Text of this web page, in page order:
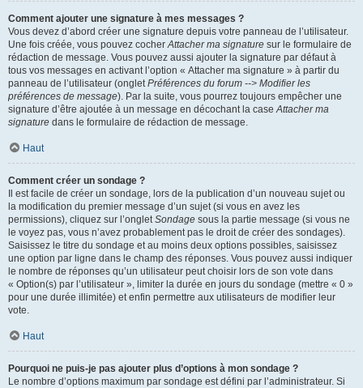
Comment ajouter une signature à mes messages ?
Vous devez d’abord créer une signature depuis votre panneau de l’utilisateur.
Une fois créée, vous pouvez cocherAttacher ma signature sur le formulaire de
rédaction de message. Vous pouvez aussi ajouter la signature par défaut à
tous vos messages en activant l’option « Attacher ma signature » à partir du
panneau de l’utilisateur (ongletPréférences du forum --> Modifier les
préférences de message). Par la suite, vous pourrez toujours empêcher une
signature d’être ajoutée à un message en décochant la caseAttacher ma
signature dans le formulaire de rédaction de message.
Haut
Comment créer un sondage ?
Il est facile de créer un sondage, lors de la publication d’un nouveau sujet ou
la modification du premier message d’un sujet (si vous en avez les
permissions), cliquez sur l’ongletSondage sous la partie message (si vous ne
le voyez pas, vous n’avez probablement pas le droit de créer des sondages).
Saisissez le titre du sondage et au moins deux options possibles, saisissez
une option par ligne dans le champ des réponses. Vous pouvez aussi indiquer
le nombre de réponses qu’un utilisateur peut choisir lors de son vote dans
« Option(s) par l’utilisateur », limiter la durée en jours du sondage (mettre « 0 »
pour une durée illimitée) et enfin permettre aux utilisateurs de modifier leur
vote.
Haut
Pourquoi ne puis-je pas ajouter plus d’options à mon sondage ?
Le nombre d’options maximum par sondage est défini par l’administrateur. Si